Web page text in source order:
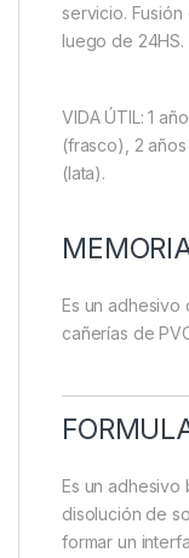
servicio. Fusión
luego de 24HS.
VIDA ÚTIL: 1
(frasco), 2
(lata).
Es un adhesivo
cañerías de
Es un adhesivo
disolución de
formar un